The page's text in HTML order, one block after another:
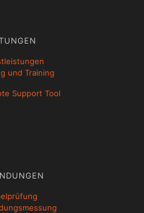
und Training
Support Tool